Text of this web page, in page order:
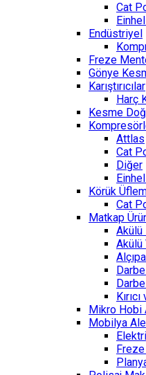
Cat
Endüstriyel
Freze
Gönye
Karıştırıcılar
Harç
Kesme
Attlas
Cat
Diğer
Körük
Cat
Matkap
Akülü
Akülü
Mikro Hobi
Mobilya